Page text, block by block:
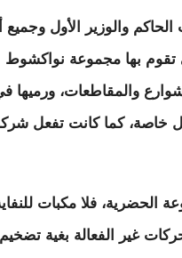
والوزير الأول وجميع
تقوم بها مجموعة نواكشوط
والمقاطعات، ورميها
خاصة، كما كانت تفعل
الحضرية، فلا مكبات
غير الفعالة بغية تضخيم